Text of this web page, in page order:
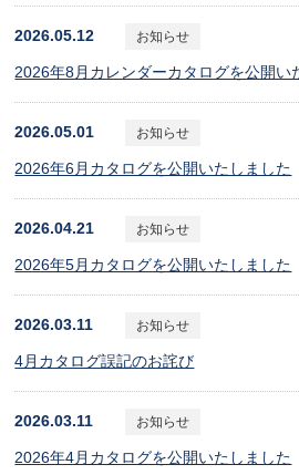
2026.05.12 お知らせ
2026年8月カレンダーカタログを公開い
2026.05.01 お知らせ
2026年6月カタログを公開いたしました
2026.04.21 お知らせ
2026年5月カタログを公開いたしました
2026.03.11 お知らせ
4月カタログ誤記のお詫び
2026.03.11 お知らせ
2026年4月カタログを公開いたしました